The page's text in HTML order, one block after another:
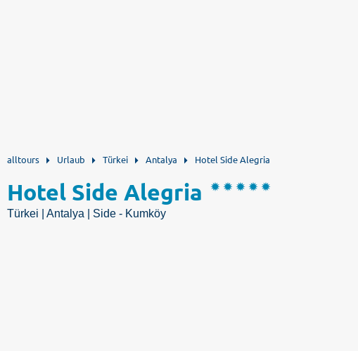
alltours Urlaub Türkei Antalya Hotel Side Alegria
Hotel Side Alegria
Türkei | Antalya | Side - Kumköy